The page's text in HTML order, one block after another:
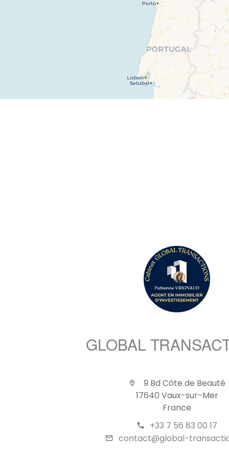
GLOBAL
9 Bd Côte de Beauté
17640 Vaux-sur-Mer
France
+33 7 56 83 00 17
contact@global-